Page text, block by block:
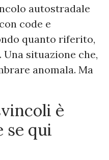
autostradale
code e
quanto riferito,
Una situazione che,
anomala. Ma
è
se qui